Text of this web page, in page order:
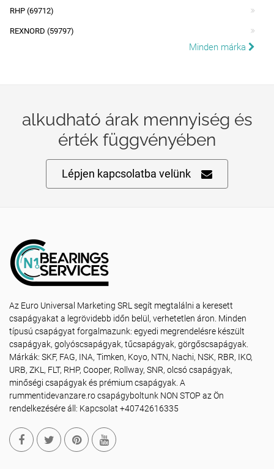
RHP (69712)
REXNORD (59797)
Minden márka
alkudható árak mennyiség és
érték függvényében
Lépjen kapcsolatba velünk
Az Euro Universal Marketing SRL segít megtalálni a keresett
csapágyakat a legrövidebb időn belül, verhetetlen áron. Minden
típusú csapágyat forgalmazunk: egyedi megrendelésre készült
csapágyak, golyóscsapágyak, tűcsapágyak, görgőscsapágyak.
Márkák: SKF, FAG, INA, Timken, Koyo, NTN, Nachi, NSK, RBR, IKO,
URB, ZKL, FLT, RHP, Cooper, Rollway, SNR, olcsó csapágyak,
minőségi csapágyak és prémium csapágyak. A
rummentidevanzare.ro csapágyboltunk NON STOP az Ön
rendelkezésére áll: Kapcsolat +40742616335